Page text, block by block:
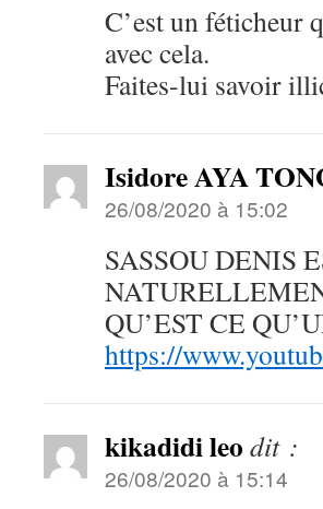
C’est un féticheur
avec cela.
Faites-lui savoir
Isidore AYA
26/08/2020 à 15:02
SASSOU DENIS
QU’EST CE
https://
kikadidi leo dit :
26/08/2020 à 15:14